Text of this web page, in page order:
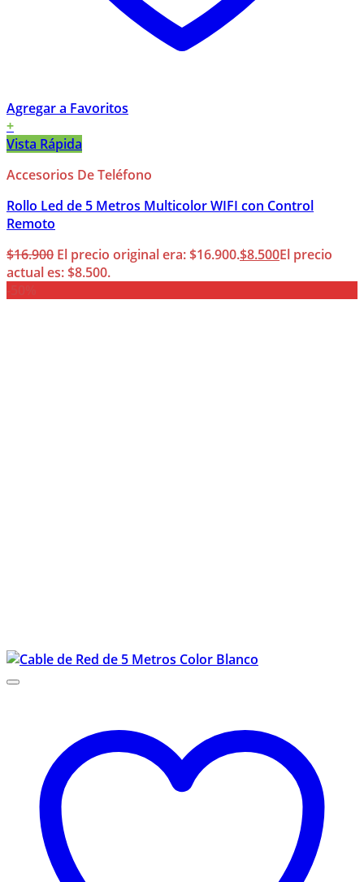
Agregar a Favoritos
+
Vista Rápida
Accesorios De Teléfono
Rollo Led de 5 Metros Multicolor WIFI con Control
Remoto
$16.900 El precio original era: $16.900.$8.500El precio
actual es: $8.500.